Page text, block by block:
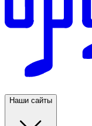
Наши сайты